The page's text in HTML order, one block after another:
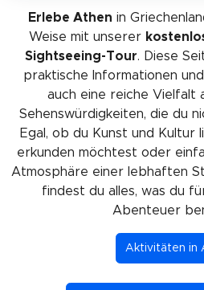
Erlebe Athen in
Weise mit unserer
Sightseeing-Tour. Diese
praktische Informationen
auch eine reiche Vielfalt
Sehenswürdigkeiten, die du
Egal, ob du Kunst und Kultur
erkunden möchtest oder
Atmosphäre einer lebhaften
findest du alles, was du
Abenteuer
Aktivitäten in